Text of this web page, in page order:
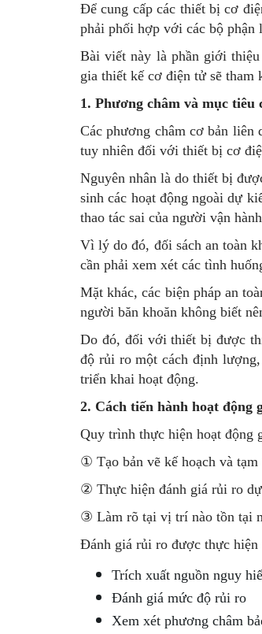
Để cung cấp các thiết bị cơ
phải phối hợp với các bộ phận
Bài viết này là phần giới
gia thiết kế cơ điện tử sẽ tham
1. Phương châm và mục tiêu
Các phương châm cơ bản liên
tuy nhiên đối với thiết bị cơ
Nguyên nhân là do thiết bị
sinh các hoạt động ngoài dự
thao tác sai của người vận
Vì lý do đó, đối sách an toàn
cần phải xem xét các tình
Mặt khác, các biện pháp an
người băn khoăn không biết
Do đó, đối với thiết bị được
độ rủi ro một cách định
triển khai hoạt động.
2. Cách tiến hành hoạt động
Quy trình thực hiện hoạt động
① Tạo bản vẽ kế hoạch và
② Thực hiện đánh giá rủi ro
③ Làm rõ tại vị trí nào tồn tại
Đánh giá rủi ro được thực hiện
Trích xuất nguồn nguy
Đánh giá mức độ rủi ro
Xem xét phương châm